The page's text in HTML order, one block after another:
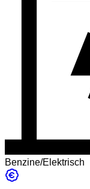
Benzine/Elektrisch